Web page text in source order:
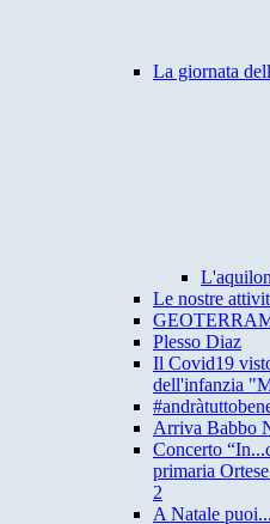
La giornata
Le nostre
Plesso Diaz
Il Covid19
dell'infanzia
Arriva Babbo
Concerto
primaria
2
A Natale